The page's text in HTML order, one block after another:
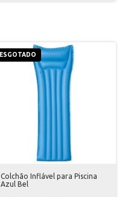
ESGOTADO
Colchão Inflável para Piscina
Azul Bel